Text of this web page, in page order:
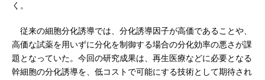
く。
従来の細胞分化誘導では、分化誘導因子が高価であることや、
高価な試薬を用いずに分化を制御する場合の分化効率の悪さが課
題となっていた。今回の研究成果は、再生医療などに必要となる
幹細胞の分化誘導を、低コストで可能にする技術として期待され